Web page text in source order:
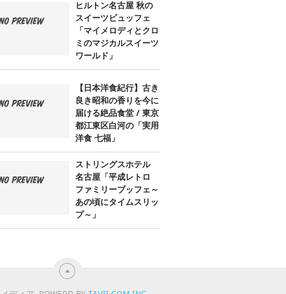
ヒルトン名古屋 秋の
スイーツビュッフェ
「マイメロディとクロ
ミのマジカルスイーツ
ワールド」
【日本洋食紀行】古き
良き昭和の香りを今に
届ける絶品食堂 / 東京
都江東区白河の「実用
洋食 七福」
ストリングスホテル
名古屋「平成レトロ
ファミリーブッフェ～
あの頃にタイムスリッ
プ～」